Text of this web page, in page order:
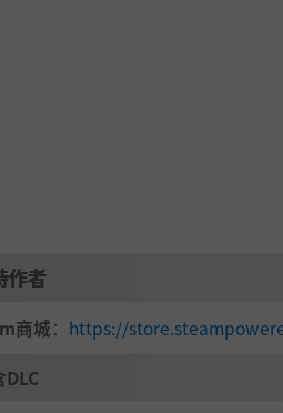
作者
商城： https://
DLC